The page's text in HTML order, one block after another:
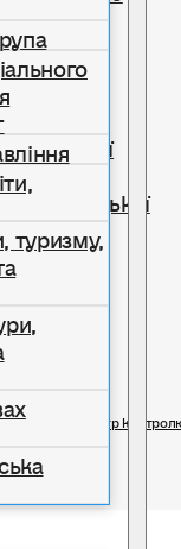
туризму,
про
обласний центр